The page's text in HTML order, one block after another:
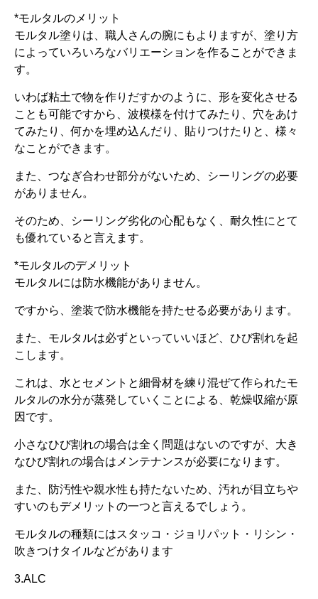
*モルタルのメリット
モルタル塗りは、職人さんの腕にもよりますが、塗り方
によっていろいろなバリエーションを作ることができま
す。
いわば粘土で物を作りだすかのように、形を変化させる
ことも可能ですから、波模様を付けてみたり、穴をあけ
てみたり、何かを埋め込んだり、貼りつけたりと、様々
なことができます。
また、つなぎ合わせ部分がないため、シーリングの必要
がありません。
そのため、シーリング劣化の心配もなく、耐久性にとて
も優れていると言えます。
*モルタルのデメリット
モルタルには防水機能がありません。
ですから、塗装で防水機能を持たせる必要があります。
また、モルタルは必ずといっていいほど、ひび割れを起
こします。
これは、水とセメントと細骨材を練り混ぜて作られたモ
ルタルの水分が蒸発していくことによる、乾燥収縮が原
因です。
小さなひび割れの場合は全く問題はないのですが、大き
なひび割れの場合はメンテナンスが必要になります。
また、防汚性や親水性も持たないため、汚れが目立ちや
すいのもデメリットの一つと言えるでしょう。
モルタルの種類にはスタッコ・ジョリパット・リシン・
吹きつけタイルなどがあります
3.ALC